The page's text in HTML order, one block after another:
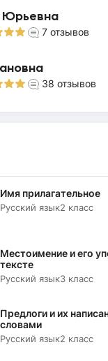
Юрьевна
7 отзывов
38 отзывов
Имя прилагательное
Русский язык2 класс
Местоимение и его
тексте
Русский язык3 класс
Предлоги и их
словами
Русский язык2 класс